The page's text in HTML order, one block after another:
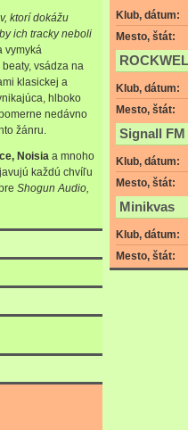
ktorí dokážu
ich tracky neboli
vymyká
vsádza na
klasickej a
hlboko
nedávno
žánru.
Noisia a mnoho
každú chvíľu
Shogun Audio,
Klub, dátum:
Mesto, štát:
Klub, dátum:
Mesto, štát:
Signall FM
Klub, dátum:
Mesto, štát:
Minikvas
Klub, dátum:
Mesto, štát: